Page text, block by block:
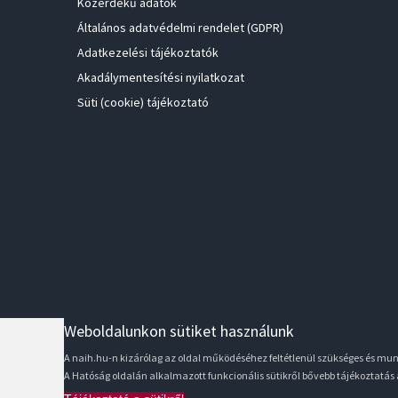
Általános adatvédelmi rendelet (GDPR)
Adatkezelési tájékoztatók
Akadálymentesítési nyilatkozat
Süti (cookie) tájékoztató
Weboldalunkon sütiket használunk
A naih.hu-n kizárólag az oldal működéséhez feltétlenül szükséges és
A Hatóság oldalán alkalmazott funkcionális sütikről bővebb